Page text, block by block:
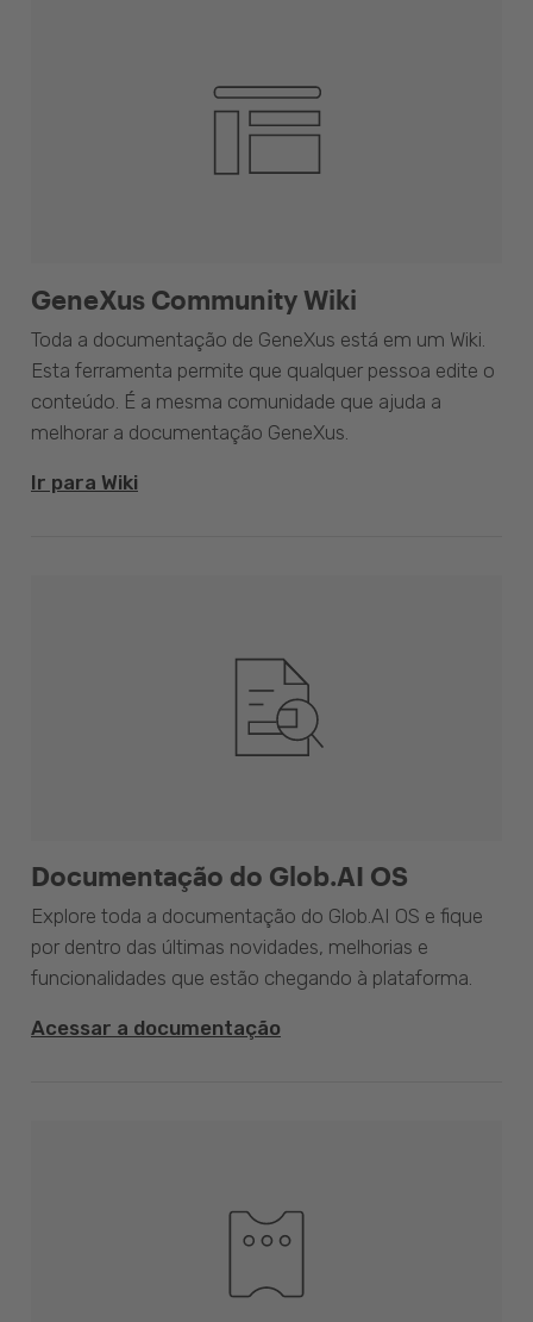
GeneXus Community Wiki
Toda a documentação de GeneXus está em um Wiki.
Esta ferramenta permite que qualquer pessoa edite o
conteúdo. É a mesma comunidade que ajuda a
melhorar a documentação GeneXus.
Ir para Wiki
Documentação do Glob.AI OS
Explore toda a documentação do Glob.AI OS e fique
por dentro das últimas novidades, melhorias e
funcionalidades que estão chegando à plataforma.
Acessar a documentação